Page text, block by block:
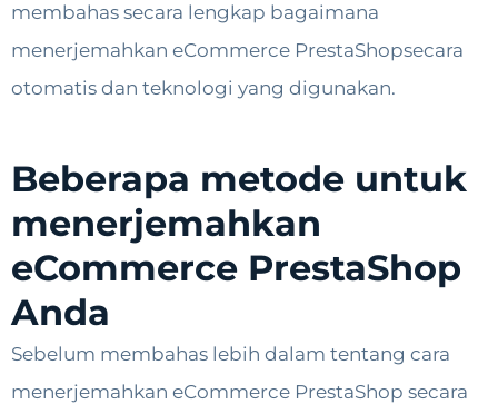
membahas secara lengkap bagaimana
menerjemahkan eCommerce PrestaShopsecara
otomatis dan teknologi yang digunakan.
Beberapa metode untuk
menerjemahkan
eCommerce PrestaShop
Anda
Sebelum membahas lebih dalam tentang cara
menerjemahkan eCommerce PrestaShop secara